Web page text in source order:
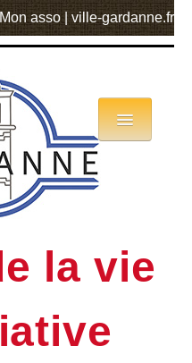
Mon asso ville-gardanne.fr
la vie